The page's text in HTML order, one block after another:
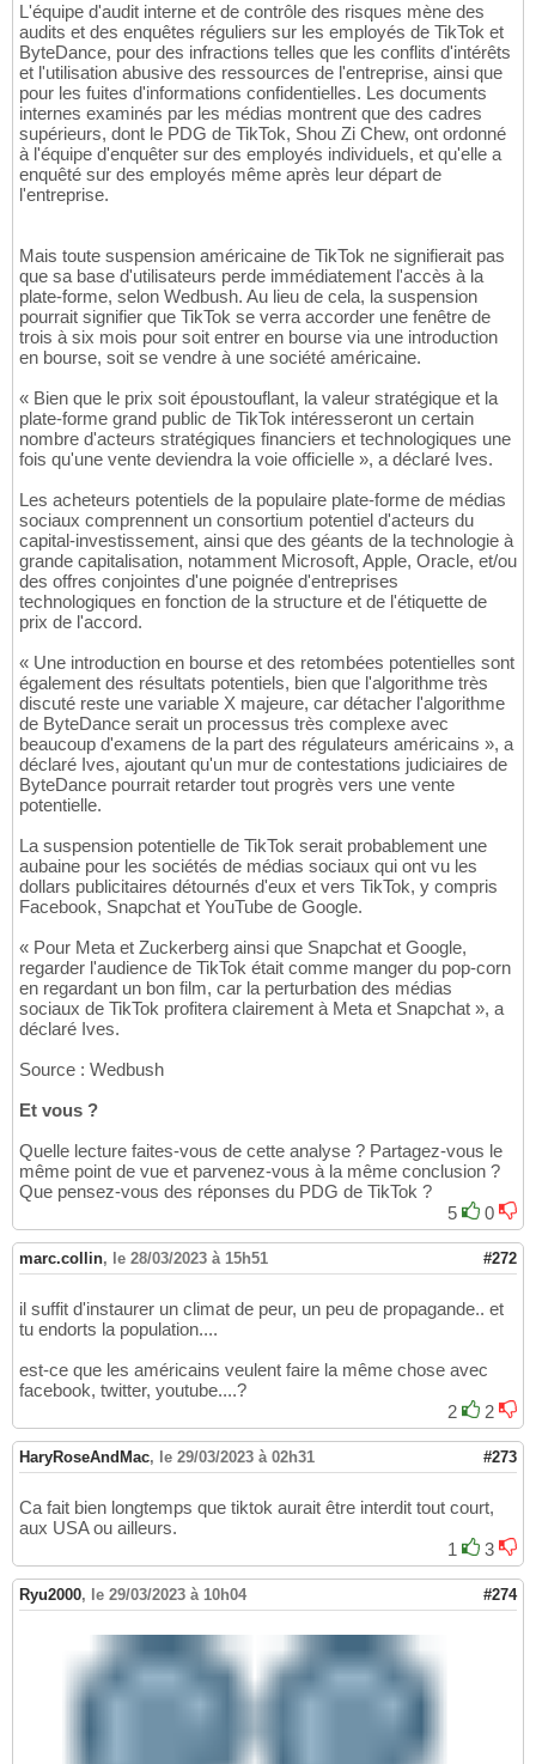
L'équipe d'audit interne et de contrôle des risques mène des
audits et des enquêtes réguliers sur les employés de TikTok et
ByteDance, pour des infractions telles que les conflits d'intérêts
et l'utilisation abusive des ressources de l'entreprise, ainsi que
pour les fuites d'informations confidentielles. Les documents
internes examinés par les médias montrent que des cadres
supérieurs, dont le PDG de TikTok, Shou Zi Chew, ont ordonné
à l'équipe d'enquêter sur des employés individuels, et qu'elle a
enquêté sur des employés même après leur départ de
l'entreprise.
Mais toute suspension américaine de TikTok ne signifierait pas
que sa base d'utilisateurs perde immédiatement l'accès à la
plate-forme, selon Wedbush. Au lieu de cela, la suspension
pourrait signifier que TikTok se verra accorder une fenêtre de
trois à six mois pour soit entrer en bourse via une introduction
en bourse, soit se vendre à une société américaine.
« Bien que le prix soit époustouflant, la valeur stratégique et la
plate-forme grand public de TikTok intéresseront un certain
nombre d'acteurs stratégiques financiers et technologiques une
fois qu'une vente deviendra la voie officielle », a déclaré Ives.
Les acheteurs potentiels de la populaire plate-forme de médias
sociaux comprennent un consortium potentiel d'acteurs du
capital-investissement, ainsi que des géants de la technologie à
grande capitalisation, notamment Microsoft, Apple, Oracle, et/ou
des offres conjointes d'une poignée d'entreprises
technologiques en fonction de la structure et de l'étiquette de
prix de l'accord.
« Une introduction en bourse et des retombées potentielles sont
également des résultats potentiels, bien que l'algorithme très
discuté reste une variable X majeure, car détacher l'algorithme
de ByteDance serait un processus très complexe avec
beaucoup d'examens de la part des régulateurs américains », a
déclaré Ives, ajoutant qu'un mur de contestations judiciaires de
ByteDance pourrait retarder tout progrès vers une vente
potentielle.
La suspension potentielle de TikTok serait probablement une
aubaine pour les sociétés de médias sociaux qui ont vu les
dollars publicitaires détournés d'eux et vers TikTok, y compris
Facebook, Snapchat et YouTube de Google.
« Pour Meta et Zuckerberg ainsi que Snapchat et Google,
regarder l'audience de TikTok était comme manger du pop-corn
en regardant un bon film, car la perturbation des médias
sociaux de TikTok profitera clairement à Meta et Snapchat », a
déclaré Ives.
Source : Wedbush
Et vous ?
Quelle lecture faites-vous de cette analyse ? Partagez-vous le
même point de vue et parvenez-vous à la même conclusion ?
Que pensez-vous des réponses du PDG de TikTok ?
5
0
marc.collin, le 28/03/2023 à 15h51 #272
il suffit d'instaurer un climat de peur, un peu de propagande.. et
tu endorts la population....
est-ce que les américains veulent faire la même chose avec
facebook, twitter, youtube....?
2
2
HaryRoseAndMac, le 29/03/2023 à 02h31 #273
Ca fait bien longtemps que tiktok aurait être interdit tout court,
aux USA ou ailleurs.
1
3
Ryu2000, le 29/03/2023 à 10h04 #274